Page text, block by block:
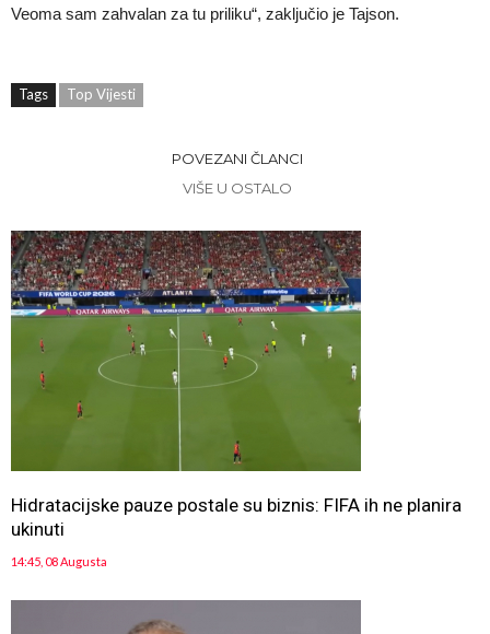
Veoma sam zahvalan za tu priliku“, zaključio je Tajson.
Tags Top Vijesti
POVEZANI ČLANCI
VIŠE U OSTALO
Hidratacijske pauze postale su biznis: FIFA ih ne planira
ukinuti
14:45, 08 Augusta